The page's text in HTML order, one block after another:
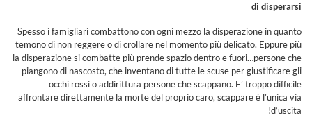
di disperarsi
Spesso i famigliari combattono con ogni mezzo la disperazione in quanto
temono di non reggere o di crollare nel momento più delicato. Eppure più
la disperazione si combatte più prende spazio dentro e fuori…persone che
piangono di nascosto, che inventano di tutte le scuse per giustificare gli
occhi rossi o addirittura persone che scappano. E’ troppo difficile
affrontare direttamente la morte del proprio caro, scappare è l’unica via
d’uscita!